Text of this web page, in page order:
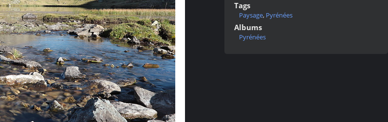
Tags
Paysage, Pyrénées
Albums
Pyrénées